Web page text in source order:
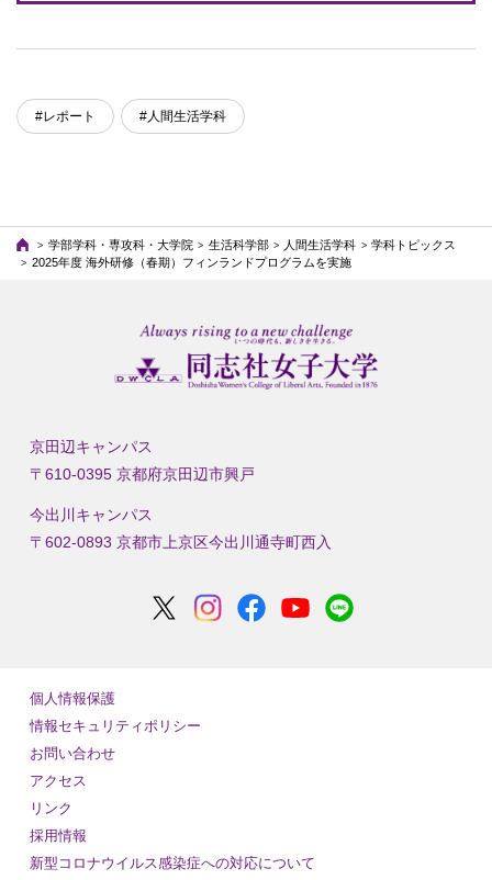
#レポート #人間生活学科
学部学科・専攻科・大学院 生活科学部 人間生活学科
学科トピックス
2025年度 海外研修（春期）フィンランドプログラムを実施
京田辺キャンパス
〒610-0395 京都府京田辺市興戸
今出川キャンパス
〒602-0893 京都市上京区今出川通寺町西入
個人情報保護
情報セキュリティポリシー
お問い合わせ
アクセス
リンク
採用情報
新型コロナウイルス感染症への対応について